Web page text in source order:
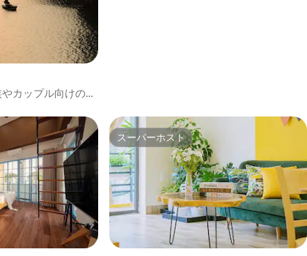
カップル向けのビ
スーパーホスト
スーパーホスト